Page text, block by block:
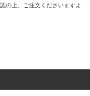
の上、ご注文くださいますよ